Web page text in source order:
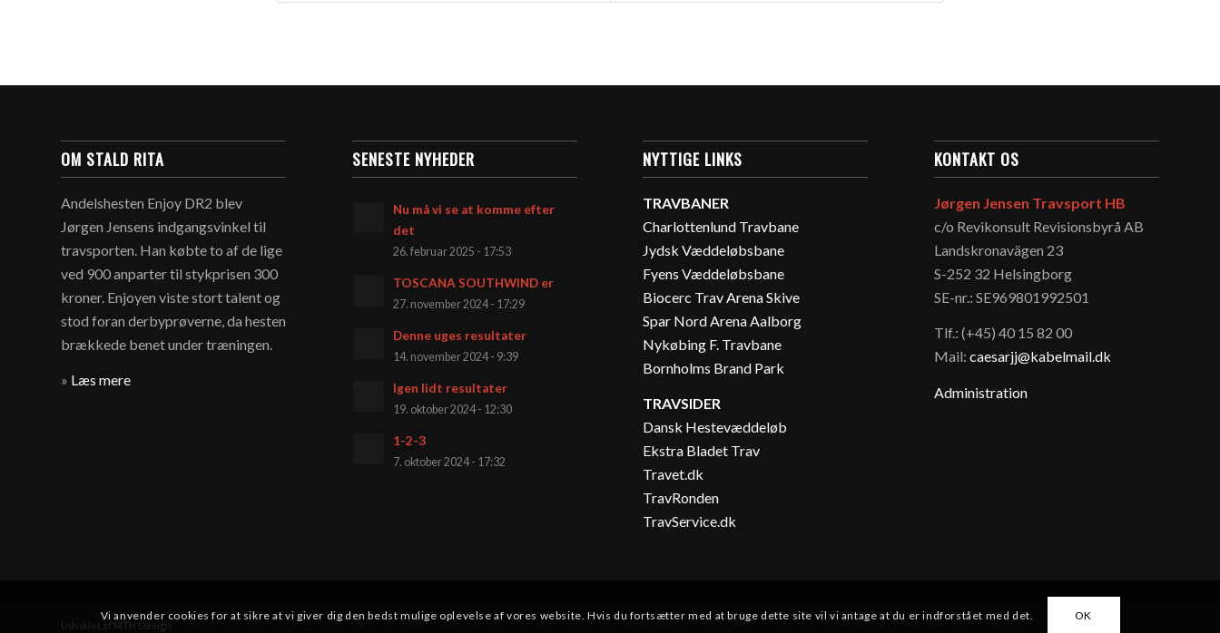
OM STALD RITA
Andelshesten Enjoy DR2 blev
Jørgen Jensens indgangsvinkel til
travsporten. Han købte to af de lige
ved 900 anparter til stykprisen 300
kroner. Enjoyen viste stort talent og
stod foran derbyprøverne, da hesten
brækkede benet under træningen.
» Læs mere
SENESTE NYHEDER
Nu må vi se at komme efter
det
26. februar 2025 - 17:53
TOSCANA SOUTHWIND er
27. november 2024 - 17:29
Denne uges resultater
14. november 2024 - 9:39
Igen lidt resultater
19. oktober 2024 - 12:30
1-2-3
7. oktober 2024 - 17:32
NYTTIGE LINKS
TRAVBANER
Charlottenlund Travbane
Jydsk Væddeløbsbane
Fyens Væddeløbsbane
Biocerc Trav Arena Skive
Spar Nord Arena Aalborg
Nykøbing F. Travbane
Bornholms Brand Park
TRAVSIDER
Dansk Hestevæddeløb
Ekstra Bladet Trav
Travet.dk
TravRonden
TravService.dk
KONTAKT OS
Jørgen Jensen Travsport HB
c/o Revikonsult Revisionsbyrå AB
Landskronavägen 23
S-252 32 Helsingborg
SE-nr.: SE969801992501
Tlf.: (+45) 40 15 82 00
Mail: caesarjj@kabelmail.dk
Administration
Udviklet af MTH Design
Vi anvender cookies for at sikre at vi giver dig den bedst mulige oplevelse af vores website. Hvis du fortsætter med at bruge dette site vil vi antage at du er indforstået med det. OK